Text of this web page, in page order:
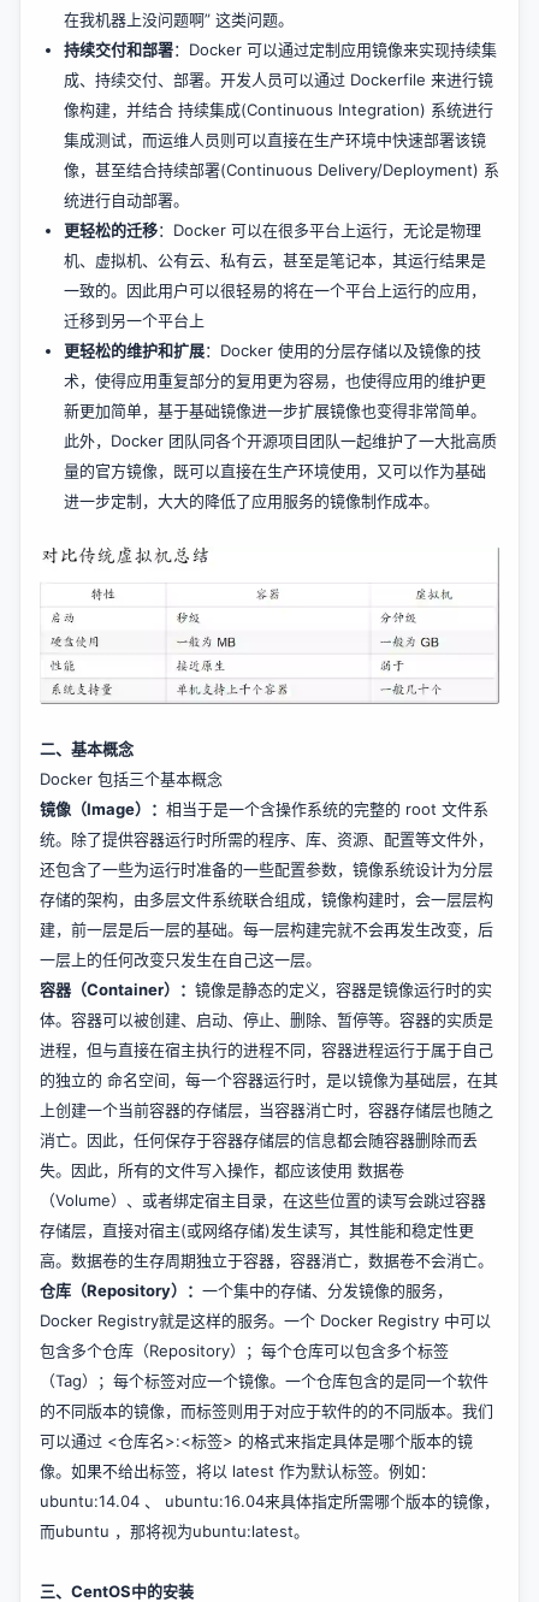
在我机器上没问题啊” 这类问题。
持续交付和部署：Docker 可以通过定制应用镜像来实现持续集
成、持续交付、部署。开发人员可以通过 Dockerfile 来进行镜
像构建，并结合 持续集成(Continuous Integration) 系统进行
集成测试，而运维人员则可以直接在生产环境中快速部署该镜
像，甚至结合持续部署(Continuous Delivery/Deployment) 系
统进行自动部署。
更轻松的迁移：Docker 可以在很多平台上运行，无论是物理
机、虚拟机、公有云、私有云，甚至是笔记本，其运行结果是
一致的。因此用户可以很轻易的将在一个平台上运行的应用，
迁移到另一个平台上
更轻松的维护和扩展：Docker 使用的分层存储以及镜像的技
术，使得应用重复部分的复用更为容易，也使得应用的维护更
新更加简单，基于基础镜像进一步扩展镜像也变得非常简单。
此外，Docker 团队同各个开源项目团队一起维护了一大批高质
量的官方镜像，既可以直接在生产环境使用，又可以作为基础
进一步定制，大大的降低了应用服务的镜像制作成本。
二、基本概念
Docker 包括三个基本概念
镜像（Image）： 相当于是一个含操作系统的完整的 root 文件系
统。除了提供容器运行时所需的程序、库、资源、配置等文件外，
还包含了一些为运行时准备的一些配置参数，镜像系统设计为分层
存储的架构，由多层文件系统联合组成，镜像构建时，会一层层构
建，前一层是后一层的基础。每一层构建完就不会再发生改变，后
一层上的任何改变只发生在自己这一层。
容器（Container）： 镜像是静态的定义，容器是镜像运行时的实
体。容器可以被创建、启动、停止、删除、暂停等。容器的实质是
进程，但与直接在宿主执行的进程不同，容器进程运行于属于自己
的独立的 命名空间，每一个容器运行时，是以镜像为基础层，在其
上创建一个当前容器的存储层，当容器消亡时，容器存储层也随之
消亡。因此，任何保存于容器存储层的信息都会随容器删除而丢
失。因此，所有的文件写入操作，都应该使用 数据卷
（Volume）、或者绑定宿主目录，在这些位置的读写会跳过容器
存储层，直接对宿主(或网络存储)发生读写，其性能和稳定性更
高。数据卷的生存周期独立于容器，容器消亡，数据卷不会消亡。
仓库（Repository）： 一个集中的存储、分发镜像的服务，
Docker Registry就是这样的服务。一个 Docker Registry 中可以
包含多个仓库（Repository）；每个仓库可以包含多个标签
（Tag）；每个标签对应一个镜像。一个仓库包含的是同一个软件
的不同版本的镜像，而标签则用于对应于软件的的不同版本。我们
可以通过 <仓库名>:<标签> 的格式来指定具体是哪个版本的镜
像。如果不给出标签，将以 latest 作为默认标签。例如：
ubuntu:14.04 、 ubuntu:16.04来具体指定所需哪个版本的镜像，
而ubuntu ，那将视为ubuntu:latest。
三、CentOS中的安装